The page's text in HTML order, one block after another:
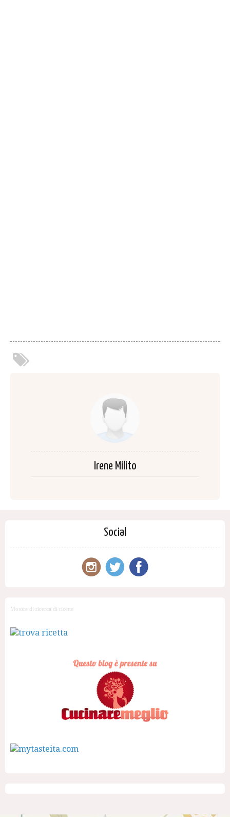
Irene Milito
Social
Motore di ricerca di ricette